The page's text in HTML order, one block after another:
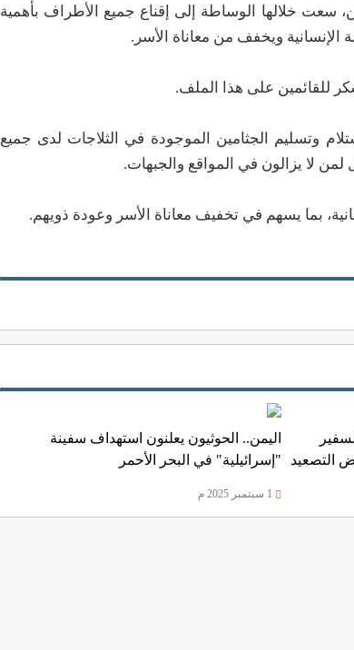
سعت خلالها الوساطة إلى إقناع جميع الأطراف بأهمية
ويخفف من معاناة الأسر.
للقائمين على هذا الملف.
وتسليم الجثامين الموجودة في الثلاجات لدى جميع
لمن لا يزالون في المواقع والجبهات.
بما يسهم في تخفيف معاناة الأسر وعودة ذويهم.
التصعيد
اليمن.. الحوثيون يعلنون استهداف سفينة
"إسرائيلية" في البحر الأحمر